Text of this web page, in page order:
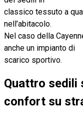
classico tessuto a
nell’abitacolo.
Nel caso della
anche un impianto di
scarico sportivo.
Quattro sedili
confort su